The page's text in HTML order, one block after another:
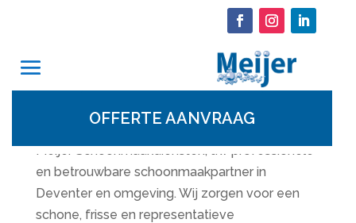
OFFERTE AANVRAAG
door Uncategorized
schoonmaakpartner in Deventer Welkom bij
Meijer Schoonmaakdiensten, uw professionele
en betrouwbare schoonmaakpartner in
Deventer en omgeving. Wij zorgen voor een
schone, frisse en representatieve